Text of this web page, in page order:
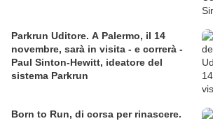
Parkrun Uditore. A Palermo, il 14
novembre, sarà in visita - e correrà -
Paul Sinton-Hewitt, ideatore del
sistema Parkrun
Born to Run, di corsa per rinascere.